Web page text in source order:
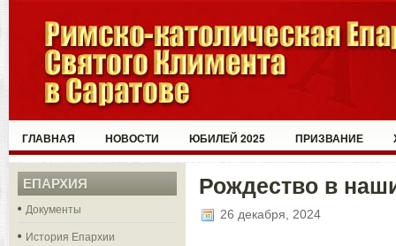
ГЛАВНАЯ НОВОСТИ ЮБИЛЕЙ 2025 ПРИЗВАНИЕ
ЕПАРХИЯ
Документы
История Епархии
Рождество в
26 декабря, 2024